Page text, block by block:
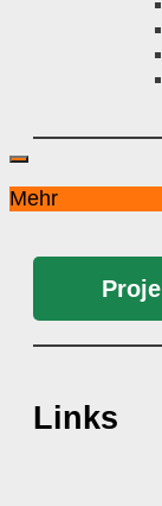
Mehr
Links